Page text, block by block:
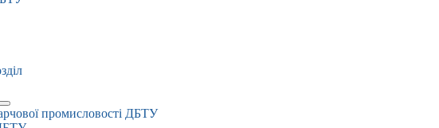
промисловості ДБТУ